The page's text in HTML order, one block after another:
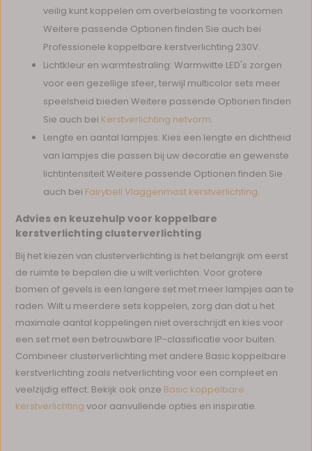
veilig kunt koppelen om overbelasting te voorkomen
Weitere passende Optionen finden Sie auch bei
Professionele koppelbare kerstverlichting 230V.
Lichtkleur en warmtestraling: Warmwitte LED's zorgen
voor een gezellige sfeer, terwijl multicolor sets meer
speelsheid bieden Weitere passende Optionen finden
Sie auch bei Kerstverlichting netvorm.
Lengte en aantal lampjes: Kies een lengte en dichtheid
van lampjes die passen bij uw decoratie en gewenste
lichtintensiteit Weitere passende Optionen finden Sie
auch bei Fairybell Vlaggenmast kerstverlichting.
Advies en keuzehulp voor koppelbare
kerstverlichting clusterverlichting
Bij het kiezen van clusterverlichting is het belangrijk om eerst
de ruimte te bepalen die u wilt verlichten. Voor grotere
bomen of gevels is een langere set met meer lampjes aan te
raden. Wilt u meerdere sets koppelen, zorg dan dat u het
maximale aantal koppelingen niet overschrijdt en kies voor
een set met een betrouwbare IP-classificatie voor buiten.
Combineer clusterverlichting met andere Basic koppelbare
kerstverlichting zoals netverlichting voor een compleet en
veelzijdig effect. Bekijk ook onze Basic koppelbare
kerstverlichting voor aanvullende opties en inspiratie.